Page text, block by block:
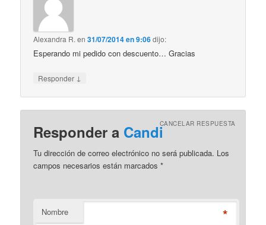
Alexandra R. en31/07/2014 en 9:06dijo:
Esperando mi pedido con descuento… Gracias
Responder ↓
Responder a CandiCANCELAR RESPUESTA
Tu dirección de correo electrónico no será publicada. Los
campos necesarios están marcados*
Nombre *